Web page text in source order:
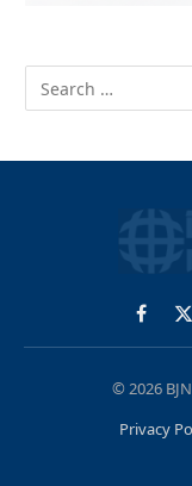
X
© 2026
Privacy